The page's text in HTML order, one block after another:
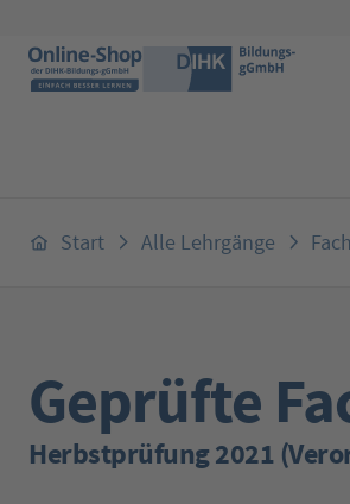
Start Alle Lehrgänge
Geprüfte
Herbstprüfung 2021